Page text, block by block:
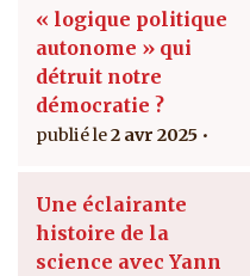
« logique politique
autonome » qui
détruit notre
démocratie ?
2 avr 2025
Une éclairante
histoire de la
science avec Yann